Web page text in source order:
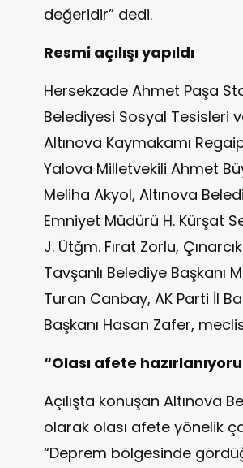
değeridir” dedi.
Resmi açılışı yapıldı
Hersekzade Ahmet Paşa
Belediyesi Sosyal Tesisleri
Altınova Kaymakamı
Yalova Milletvekili Ahmet
Meliha Akyol, Altınova
Emniyet Müdürü H. Kürşat
J. Ütğm. Fırat Zorlu,
Tavşanlı Belediye Başkanı
Turan Canbay, AK Parti İl
Başkanı Hasan Zafer,
“Olası afete
Açılışta konuşan Altınova
olarak olası afete yönelik
“Deprem bölgesinde